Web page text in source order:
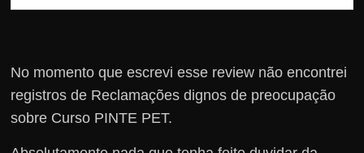
No momento que escrevi esse review não encontrei
registros de Reclamações dignos de preocupação
sobre Curso PINTE PET.